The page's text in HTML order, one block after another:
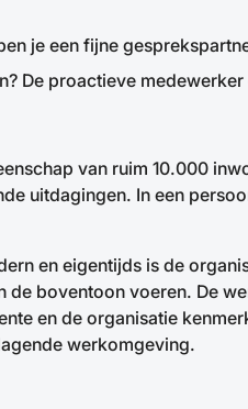
je een fijne
De proactieve
van ruim 10.000
uitdagingen. In een
en eigentijds is de
de boventoon voeren. De
en de organisatie
werkomgeving.